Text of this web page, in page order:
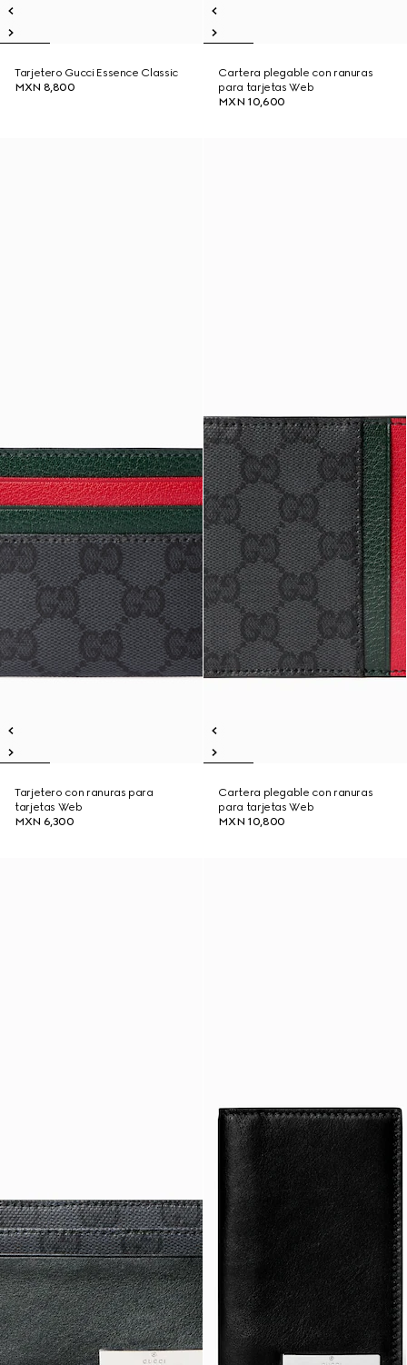
Tarjetero Gucci Essence Classic
MXN 8,800
Cartera plegable con ranuras
para tarjetas Web
MXN 10,600
Tarjetero con ranuras para
tarjetas Web
MXN 6,300
Cartera plegable con ranuras
para tarjetas Web
MXN 10,800